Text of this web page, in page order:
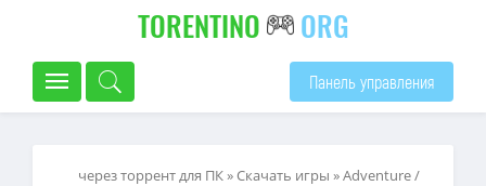
TORENTINO ORG
Панель управления
через торрент для ПК»Скачать игры »Adventure /